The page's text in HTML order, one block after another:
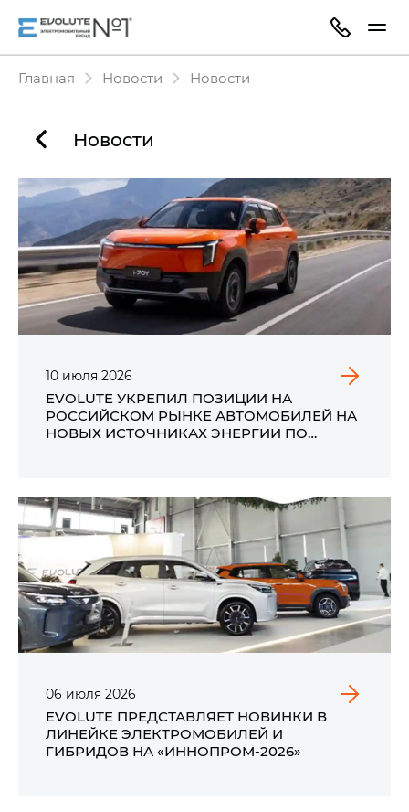
Главная Новости Новости
Новости
10 июля 2026
EVOLUTE УКРЕПИЛ ПОЗИЦИИ НА
РОССИЙСКОМ РЫНКЕ АВТОМОБИЛЕЙ НА
НОВЫХ ИСТОЧНИКАХ ЭНЕРГИИ ПО
06 июля 2026
EVOLUTE ПРЕДСТАВЛЯЕТ НОВИНКИ В
ЛИНЕЙКЕ ЭЛЕКТРОМОБИЛЕЙ И
ГИБРИДОВ НА «ИННОПРОМ-2026»